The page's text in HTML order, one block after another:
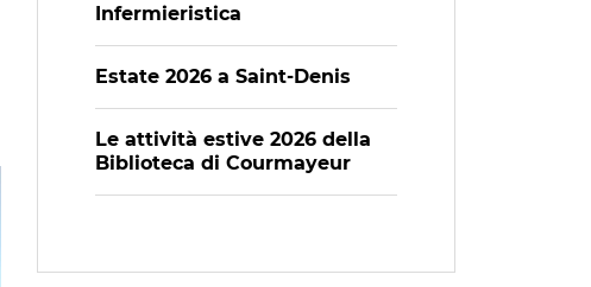
Infermieristica
Estate 2026 a Saint-Denis
Le attività estive 2026 della
Biblioteca di Courmayeur